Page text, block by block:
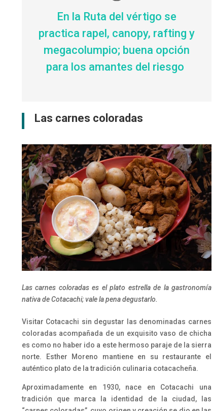
En la Ruta del vértigo se
practica rapel, canopy, rafting y
megacolumpio; buena opción
para los amantes del riesgo
Las carnes coloradas
Las carnes coloradas es el plato estrella de la gastronomía
nativa de Cotacachi; vale la pena degustarlo.
Visitar Cotacachi sin degustar las denominadas carnes
coloradas acompañada de un exquisito vaso de chicha
es como no haber ido a este hermoso paraje de la sierra
norte. Esther Moreno mantiene en su restaurante el
auténtico plato de la tradición culinaria cotacacheña.
Aproximadamente en 1930, nace en Cotacachi una
tradición que marca la identidad de la ciudad, las